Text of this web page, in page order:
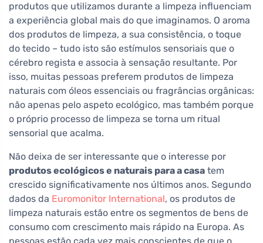
produtos que utilizamos durante a limpeza influenciam
a experiência global mais do que imaginamos. O aroma
dos produtos de limpeza, a sua consistência, o toque
do tecido – tudo isto são estímulos sensoriais que o
cérebro regista e associa à sensação resultante. Por
isso, muitas pessoas preferem produtos de limpeza
naturais com óleos essenciais ou fragrâncias orgânicas:
não apenas pelo aspeto ecológico, mas também porque
o próprio processo de limpeza se torna um ritual
sensorial que acalma.
Não deixa de ser interessante que o interesse por
produtos ecológicos e naturais para a casa tem
crescido significativamente nos últimos anos. Segundo
dados da Euromonitor International, os produtos de
limpeza naturais estão entre os segmentos de bens de
consumo com crescimento mais rápido na Europa. As